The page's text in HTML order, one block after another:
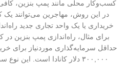
کسب‌وکار محلی مانند پمپ بنزین،
در این روش، مهاجرین می‌توانند یک
خریداری یا یک واحد تجاری جدید
برای مثال، راه‌اندازی پمپ بنزین در
حداقل سرمایه‌گذاری موردنیاز برای
۳۰۰,۰۰۰ دلار کانادا است. این